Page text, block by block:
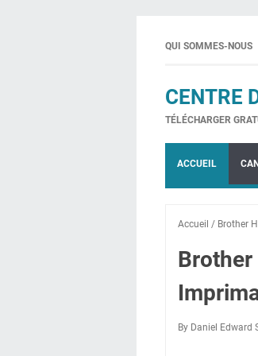
QUI SOMMES-NOUS
CENTRE
TÉLÉCHARGER
ACCUEIL
Accueil / Brother
Brother
By Daniel Edward